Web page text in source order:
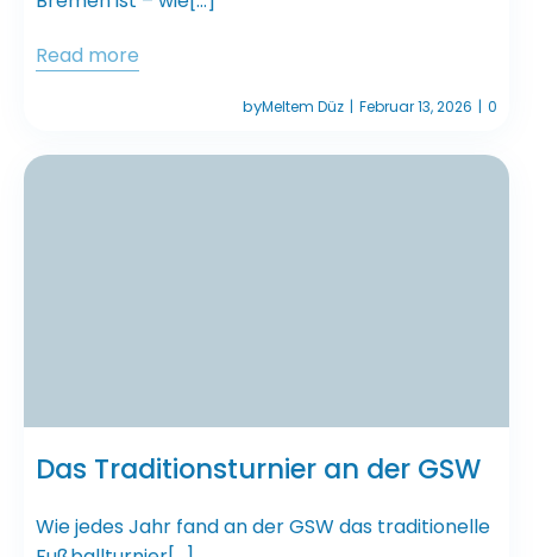
Read more
byMeltem Düz | Februar 13, 2026 | 0
Das Traditionsturnier an der GSW
Wie jedes Jahr fand an der GSW das traditionelle